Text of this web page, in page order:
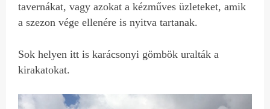
tavernákat, vagy azokat a kézműves üzleteket, amik
a szezon vége ellenére is nyitva tartanak.
Sok helyen itt is karácsonyi gömbök uralták a
kirakatokat.